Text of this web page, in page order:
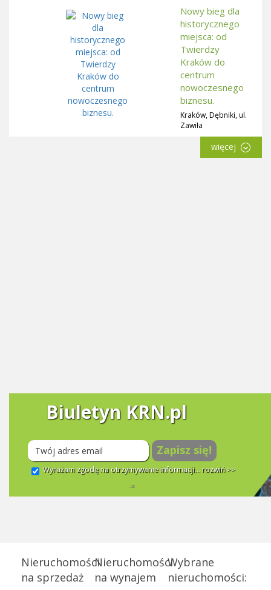
Nowy bieg dla
historycznego
miejsca: od
Twierdzy
Kraków do
centrum
nowoczesnego
biznesu.
Kraków, Dębniki, ul.
Zawiła
więcej
Biuletyn KRN.pl
Zapisz się!
Wyrażam zgodę na otrzymywanie informacji... rozwiń >>
Nieruchomości
na sprzedaż
Nieruchomości
na wynajem
Wybrane
nieruchomości: